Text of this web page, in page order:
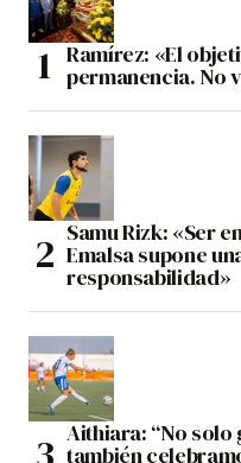
Ramírez: «El
permanencia. No
Samu Rizk: «Ser
Emalsa supone
responsabilidad»
Aithiara: “No solo
también